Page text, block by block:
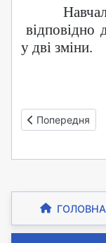
ГОЛОВНА
відповідно
у дві зміни.
Попередня
Попередня